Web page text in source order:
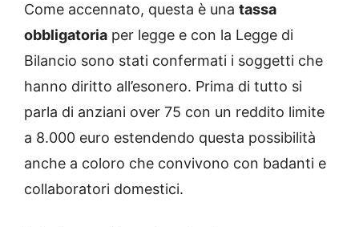
Come accennato, questa è una tassa
obbligatoria per legge e con la Legge di
Bilancio sono stati confermati i soggetti che
hanno diritto all’esonero. Prima di tutto si
parla di anziani over 75 con un reddito limite
a 8.000 euro estendendo questa possibilità
anche a coloro che convivono con badanti e
collaboratori domestici.